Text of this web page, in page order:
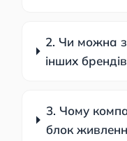
2. Чи можна
інших
3. Чому
блок